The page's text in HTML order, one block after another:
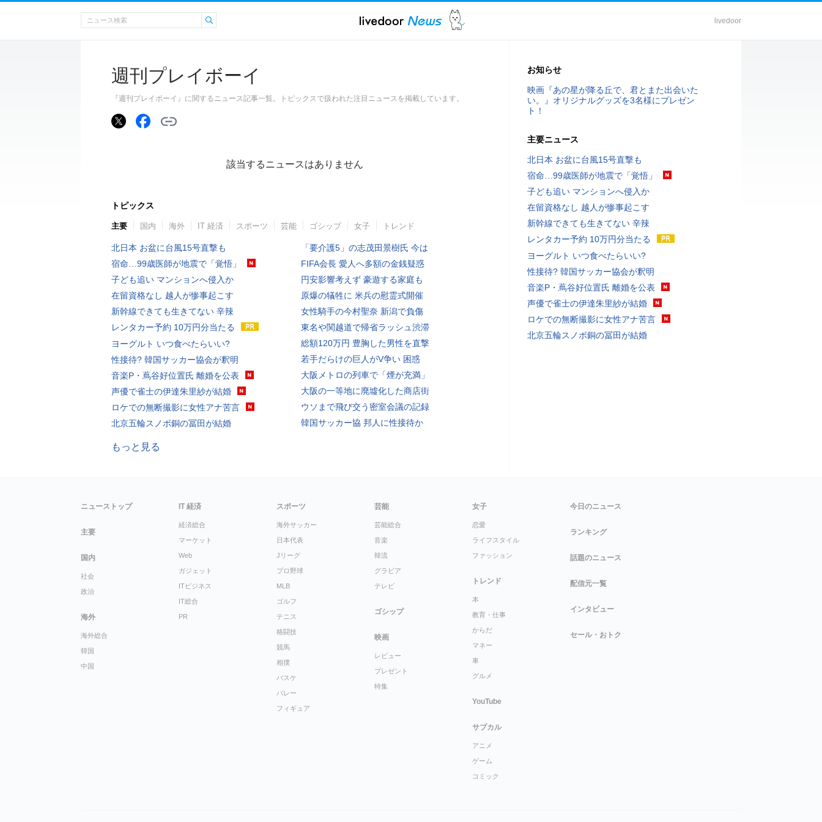
livedoor
週刊プレイボーイ
『週刊プレイボーイ』に関するニュース記事一覧。トピックスで扱われた注目ニュースを掲載しています。
該当するニュースはありません
トピックス
主要 国内 海外 IT 経済 スポーツ 芸能 ゴシップ 女子 トレンド
北日本 お盆に台風15号直撃も
宿命…99歳医師が地震で「覚悟」
子ども追い マンションへ侵入か
在留資格なし 越人が惨事起こす
新幹線できても生きてない 辛辣
レンタカー予約 10万円分当たる
ヨーグルト いつ食べたらいい?
性接待? 韓国サッカー協会が釈明
音楽P・蔦谷好位置氏 離婚を公表
声優で雀士の伊達朱里紗が結婚
ロケでの無断撮影に女性アナ苦言
北京五輪スノボ銅の冨田が結婚
「要介護5」の志茂田景樹氏 今は
FIFA会長 愛人へ多額の金銭疑惑
円安影響考えず 豪遊する家庭も
原爆の犠牲に 米兵の慰霊式開催
女性騎手の今村聖奈 新潟で負傷
東名や関越道で帰省ラッシュ渋滞
総額120万円 豊胸した男性を直撃
若手だらけの巨人がV争い 困惑
大阪メトロの列車で「煙が充満」
大阪の一等地に廃墟化した商店街
ウソまで飛び交う密室会議の記録
韓国サッカー協 邦人に性接待か
もっと見る
お知らせ
映画『あの星が降る丘で、君とまた出会いた
い。』オリジナルグッズを3名様にプレゼン
ト！
主要ニュース
北日本 お盆に台風15号直撃も
宿命…99歳医師が地震で「覚悟」
子ども追い マンションへ侵入か
在留資格なし 越人が惨事起こす
新幹線できても生きてない 辛辣
レンタカー予約 10万円分当たる
ヨーグルト いつ食べたらいい?
性接待? 韓国サッカー協会が釈明
音楽P・蔦谷好位置氏 離婚を公表
声優で雀士の伊達朱里紗が結婚
ロケでの無断撮影に女性アナ苦言
北京五輪スノボ銅の冨田が結婚
ニューストップ
主要
国内
社会
政治
海外
海外総合
韓国
中国
IT 経済
経済総合
マーケット
Web
ガジェット
ITビジネス
IT総合
PR
スポーツ
海外サッカー
日本代表
Jリーグ
プロ野球
MLB
ゴルフ
テニス
格闘技
競馬
相撲
バスケ
バレー
フィギュア
芸能
芸能総合
音楽
韓流
グラビア
テレビ
ゴシップ
映画
レビュー
プレゼント
特集
女子
恋愛
ライフスタイル
ファッション
トレンド
本
教育・仕事
からだ
マネー
車
グルメ
YouTube
サブカル
アニメ
ゲーム
コミック
今日のニュース
ランキング
話題のニュース
配信元一覧
インタビュー
セール・おトク